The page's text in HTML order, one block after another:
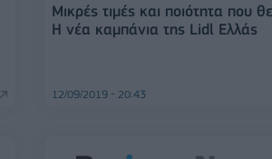
Μικρές τιμές και ποιότητα που
Η νέα καμπάνια της Lidl Ελλάς
12/09/2019 - 20:43